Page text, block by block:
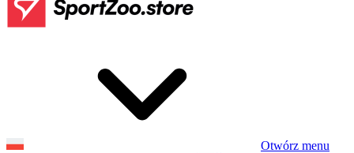
Otwórz menu